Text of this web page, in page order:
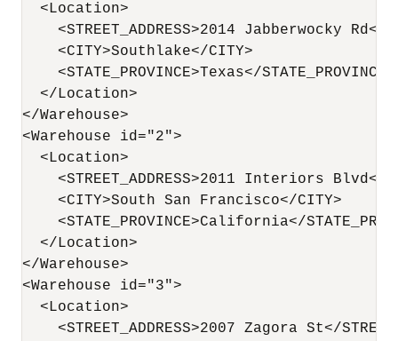
  <Location>
<STREET_ADDRESS>2014 Jabberwocky Rd</
    <CITY>Southlake</CITY>
    <STATE_PROVINCE>Texas</STATE_PROVINCE>
  </Location>
</Warehouse>
<Warehouse id="2">
  <Location>
<STREET_ADDRESS>2011 Interiors Blvd</
    <CITY>South San Francisco</CITY>
<STATE_PROVINCE>California</
  </Location>
</Warehouse>
<Warehouse id="3">
  <Location>
<STREET_ADDRESS>2007 Zagora St</